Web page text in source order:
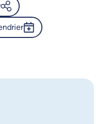
de l’Université de
Facebook